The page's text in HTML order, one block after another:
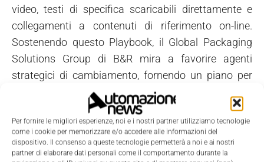
Per fornire le migliori esperienze, noi e i nostri partner utilizziamo tecnologie
come i cookie per memorizzare e/o accedere alle informazioni del
dispositivo. Il consenso a queste tecnologie permetterà a noi e ai nostri
partner di elaborare dati personali come il comportamento durante la
video, testi di specifica scaricabili direttamente e
collegamenti a contenuti di riferimento on-line.
Sostenendo questo Playbook, il Global Packaging
Solutions Group di B&R mira a favorire agenti
strategici di cambiamento, fornendo un piano per
attuare le buone regole di progettazione che
renderanno i costruttori di macchine per il
packaging e gli utilizzatori di queste macchine, più
competitivi nel mercato mondiale. Per registrarsi e
scaricare il Playbook è sufficiente visitare il sito